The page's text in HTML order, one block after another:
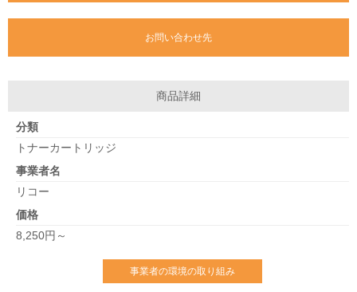
お問い合わせ先
商品詳細
分類
トナーカートリッジ
事業者名
リコー
価格
8,250円～
事業者の環境の取り組み